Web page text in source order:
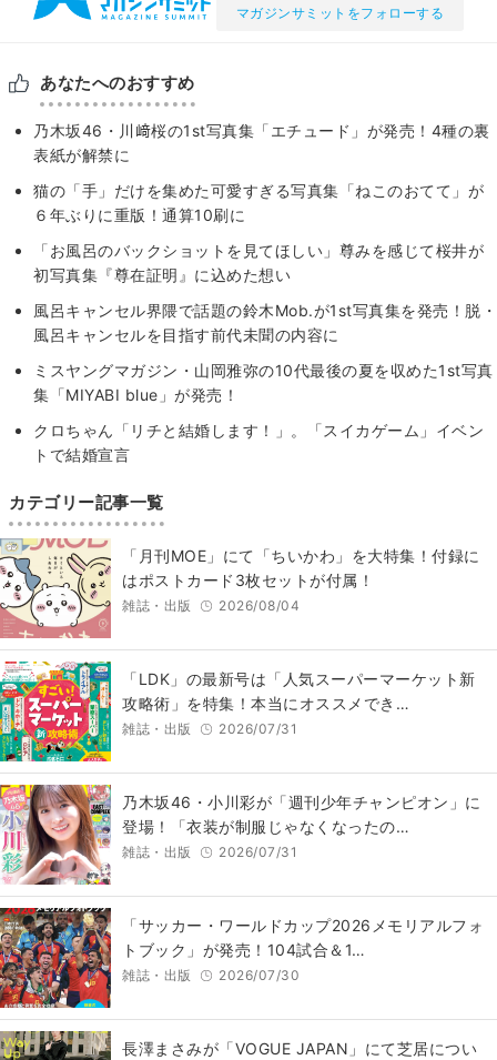
マガジンサミットをフォローする
あなたへのおすすめ
乃木坂46・川﨑桜の1st写真集「エチュード」が発売！4種の裏
表紙が解禁に
猫の「手」だけを集めた可愛すぎる写真集「ねこのおてて」が
６年ぶりに重版！通算10刷に
「お風呂のバックショットを見てほしい」尊みを感じて桜井が
初写真集『尊在証明』に込めた想い
風呂キャンセル界隈で話題の鈴木Mob.が1st写真集を発売！脱・
風呂キャンセルを目指す前代未聞の内容に
ミスヤングマガジン・山岡雅弥の10代最後の夏を収めた1st写真
集「MIYABI blue」が発売！
クロちゃん「リチと結婚します！」。「スイカゲーム」イベン
トで結婚宣言
カテゴリー記事一覧
「月刊MOE」にて「ちいかわ」を大特集！付録に
はポストカード3枚セットが付属！
雑誌・出版 2026/08/04
「LDK」の最新号は「人気スーパーマーケット新
攻略術」を特集！本当にオススメでき…
雑誌・出版 2026/07/31
乃木坂46・小川彩が「週刊少年チャンピオン」に
登場！「衣装が制服じゃなくなったの…
雑誌・出版 2026/07/31
「サッカー・ワールドカップ2026メモリアルフォ
トブック」が発売！104試合＆1…
雑誌・出版 2026/07/30
長澤まさみが「VOGUE JAPAN」にて芝居につい